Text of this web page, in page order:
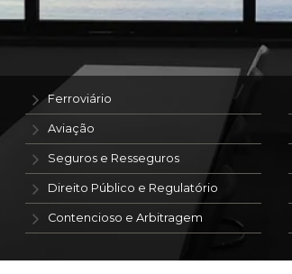
Ferroviário
Aviação
Seguros e Resseguros
Direito Público e Regulatório
Contencioso e Arbitragem